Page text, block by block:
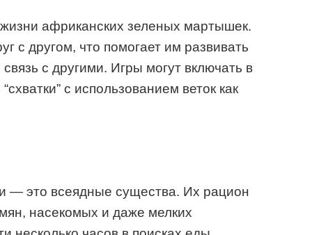
африканских зеленых мартышек.
с другом, что помогает им развивать
с другими. Игры могут включать в
с использованием веток как
— это всеядные существа. Их рацион
насекомых и даже мелких